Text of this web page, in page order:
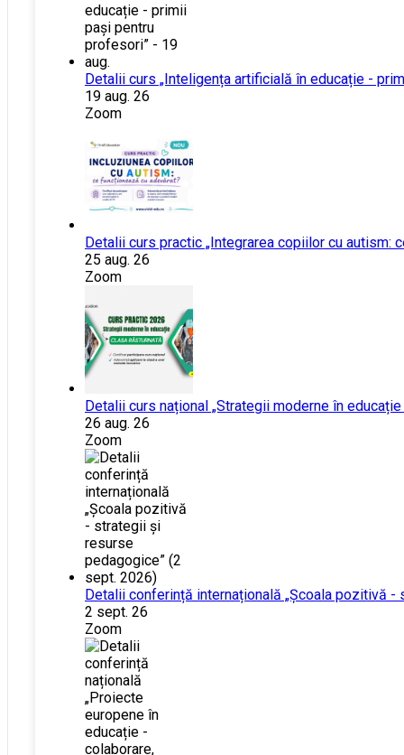
Detalii curs „Inteligența artificială în educație -
19 aug. 26
Zoom
Detalii curs practic „Integrarea copiilor cu autism:
25 aug. 26
Zoom
Detalii curs național „Strategii moderne în
26 aug. 26
Zoom
Detalii conferință internațională „Școala pozitivă
2 sept. 26
Zoom